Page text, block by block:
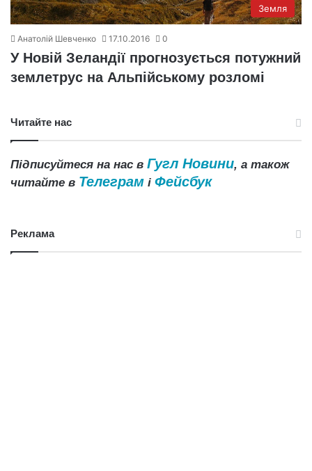
Земля
Анатолій Шевченко 17.10.2016 0
У Новій Зеландії прогнозується потужний
землетрус на Альпійському розломі
Читайте нас
Підписуйтеся на нас в Гугл Новини, а також
читайте в Телеграм і Фейсбук
Реклама